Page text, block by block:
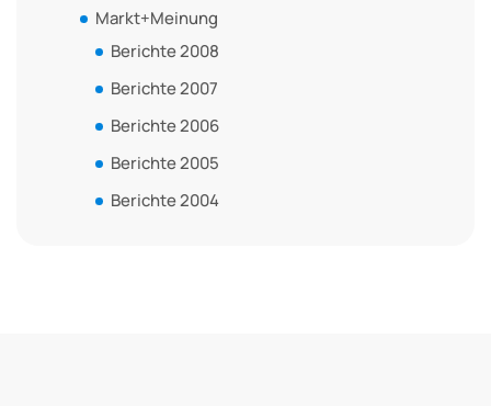
Markt+Meinung
Berichte 2008
Berichte 2007
Berichte 2006
Berichte 2005
Berichte 2004